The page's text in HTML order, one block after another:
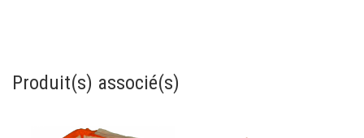
Produit(s) associé(s)